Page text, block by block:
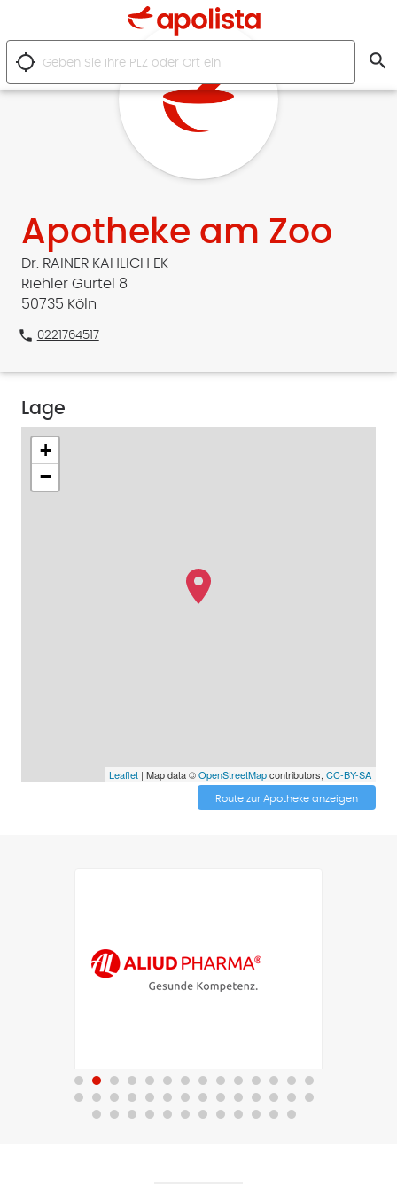
location_searching search
Apotheke am Zoo
Dr. RAINER KAHLICH EK
Riehler Gürtel 8
50735 Köln
phone 0221764517
Lage
+
−
Leaflet| Map data ©OpenStreetMapcontributors, CC-BY-SA
Route zur Apotheke anzeigen